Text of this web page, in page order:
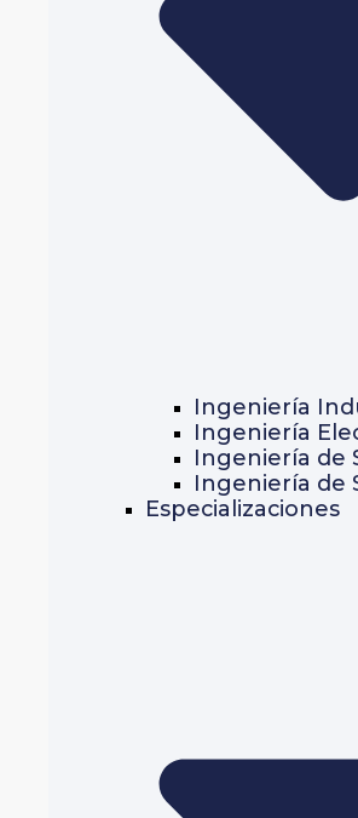
Ingeniería
Ingeniería
Ingeniería de
Ingeniería de
Especializaciones